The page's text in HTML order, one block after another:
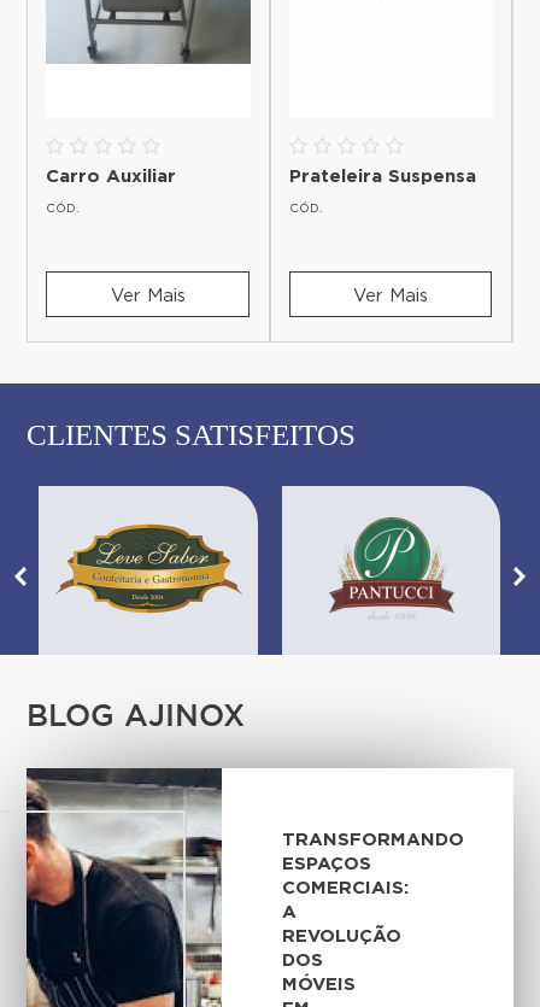
Carro Auxiliar
CÓD.
Ver Mais
Prateleira Suspensa
CÓD.
Ver Mais
CLIENTES SATISFEITOS
BLOG AJINOX
TRANSFORMANDO
ESPAÇOS
COMERCIAIS:
A
REVOLUÇÃO
DOS
MÓVEIS